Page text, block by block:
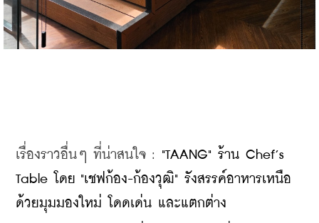
เรื่องราวอื่นๆ ที่น่าสนใจ : "TAANG" ร้าน Chef’s
Table โดย "เชฟก้อง-ก้องวุฒิ" รังสรรค์อาหารเหนือ
ด้วยมุมมองใหม่ โดดเด่น และแตกต่าง